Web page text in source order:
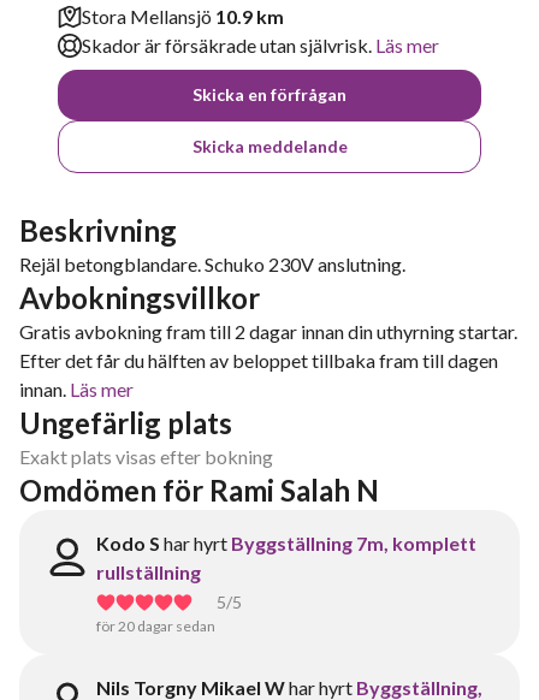
Stora Mellansjö 10.9 km
Skador är försäkrade utan självrisk. Läs mer
Skicka en förfrågan
Skicka meddelande
Beskrivning
Rejäl betongblandare. Schuko 230V anslutning.
Avbokningsvillkor
Gratis avbokning fram till 2 dagar innan din uthyrning startar.
Efter det får du hälften av beloppet tillbaka fram till dagen
innan. Läs mer
Ungefärlig plats
Exakt plats visas efter bokning
Omdömen för Rami Salah N
Kodo S har hyrt Byggställning 7m, komplett
rullställning
5/5
för 20 dagar sedan
Nils Torgny Mikael Whar hyrt Byggställning,